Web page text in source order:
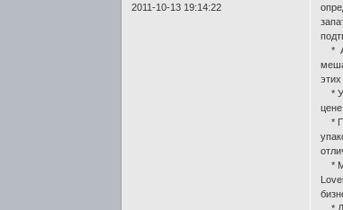
2011-10-13 19:14:22
*
* У
*
*